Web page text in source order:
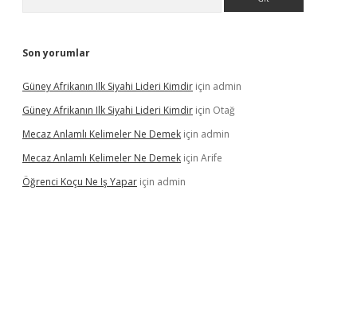
Son yorumlar
Güney Afrikanın Ilk Siyahi Lideri Kimdir için admin
Güney Afrikanın Ilk Siyahi Lideri Kimdir için Otağ
Mecaz Anlamlı Kelimeler Ne Demek için admin
Mecaz Anlamlı Kelimeler Ne Demek için Arife
Öğrenci Koçu Ne Iş Yapar için admin